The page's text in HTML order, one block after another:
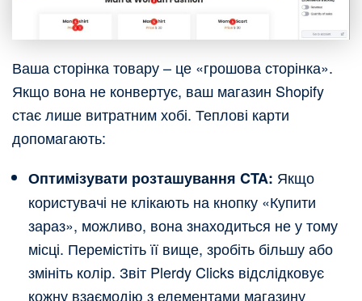
Ваша сторінка товару – це «грошова сторінка».
Якщо вона не конвертує, ваш магазин Shopify
стає лише витратним хобі. Теплові карти
допомагають:
Оптимізувати розташування CTA: Якщо
користувачі не клікають на кнопку «Купити
зараз», можливо, вона знаходиться не у тому
місці. Перемістіть її вище, зробіть більшу або
змініть колір. Звіт Plerdy Clicks відслідковує
кожну взаємодію з елементами магазину